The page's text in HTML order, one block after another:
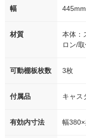
幅 445mm
材質
本体：
ロン/
可動棚板枚数 3枚
付属品 キャス
有効内寸法 幅380×